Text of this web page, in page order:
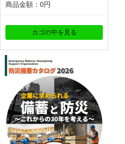
商品金額： 0円
カゴの中を見る